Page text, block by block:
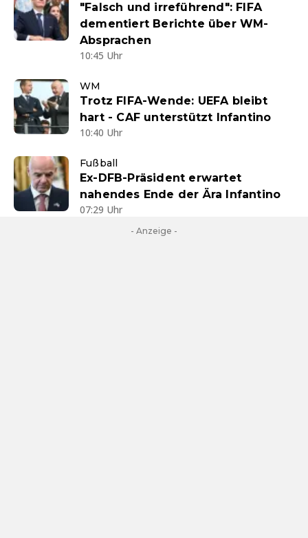
"Falsch und irreführend": FIFA
dementiert Berichte über WM-
Absprachen
10:45 Uhr
WM
Trotz FIFA-Wende: UEFA bleibt
hart - CAF unterstützt Infantino
10:40 Uhr
Fußball
Ex-DFB-Präsident erwartet
nahendes Ende der Ära Infantino
07:29 Uhr
- Anzeige -